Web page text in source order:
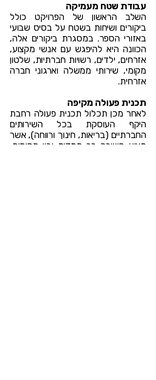
עבודת שטח מעמיקה
השלב הראשון של הפרויקט כולל
ביקורים ושיחות בשטח על בסיס שבועי
באזורי הספר. במסגרת ביקורים אלה,
הכוונה היא להיפגש עם אנשי מקצוע,
אזרחים, ילדים, רשויות חברתיות, שלטון
מקומי, שירותי ממשלה וארגוני חברה
אזרחית.
תכנית פעולה מקיפה
לאחר מכן תכלול תכנית פעולה רחבת
היקף העוסקת בכל השירותים
החברתיים (בריאות, חינוך ורווחה), אשר
תציע חשיבה רב-ממדית ובין-תחומית,